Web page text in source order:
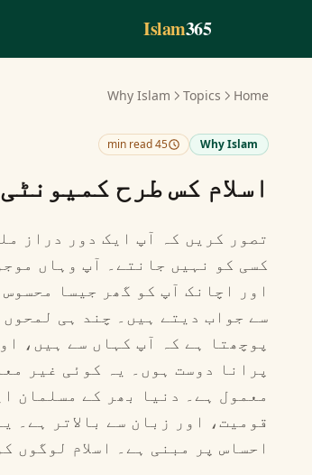
Islam365
Home
Topics
Why Islam
Why Islam
45 min read
اسلام کس طرح
تصور کریں کہ آپ ایک دور دراز
کسی کو نہیں جانتے۔ آپ وہاں
اور اچانک آپ کو گھر جیسا
سے جواب دیتے ہیں۔ چند ہی
پوچھتا ہے کہ آپ کہاں سے ہیں،
پرانا دوست ہوں۔ یہ کوئی غیر
معمول ہے۔ دنیا بھر کے مسلمان
قومیت، اور زبان سے بالاتر ہے۔
احساس پر مبنی ہے۔ اسلام